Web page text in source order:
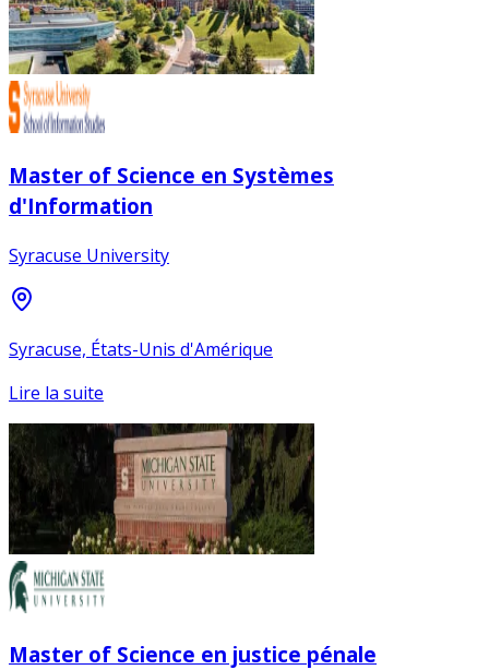
Master of Science en Systèmes
d'Information
Syracuse University
Syracuse, États-Unis d'Amérique
Lire la suite
Master of Science en justice pénale